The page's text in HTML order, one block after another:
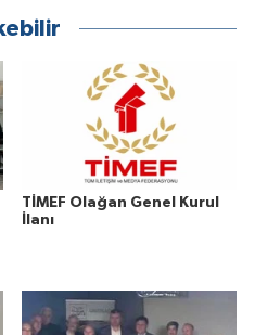
TİMEF Olağan Genel Kurul
İlanı